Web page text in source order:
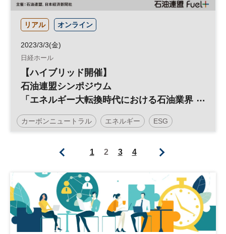
リアル オンライン
2023/3/3(金)
日経ホール
【ハイブリッド開催】
石油連盟シンポジウム
「エネルギー大転換時代における石油業界
の取り組み」～スムーズな移行とエネルギ
ーの安定供給を両立するために～
カーボンニュートラル エネルギー ESG
1 2 3 4